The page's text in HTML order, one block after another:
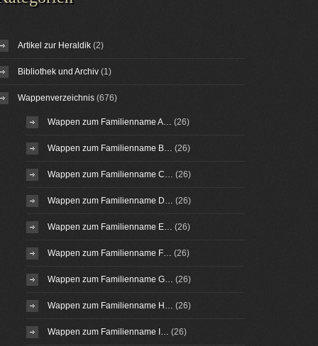
Artikel zur Heraldik(2)
Bibliothek und Archiv(1)
Wappenverzeichnis(676)
Wappen zum Familienname A… (26)
Wappen zum Familienname B… (26)
Wappen zum Familienname C… (26)
Wappen zum Familienname D… (26)
Wappen zum Familienname E… (26)
Wappen zum Familienname F… (26)
Wappen zum Familienname G… (26)
Wappen zum Familienname H… (26)
Wappen zum Familienname I… (26)